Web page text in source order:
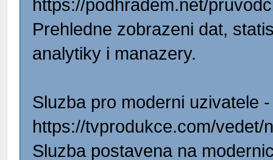
https://podhradem.net/
Prehledne zobrazeni dat,
analytiky i manazery.
Sluzba pro moderni uzivatele -
https://tvprodukce.com/
Sluzba postavena na